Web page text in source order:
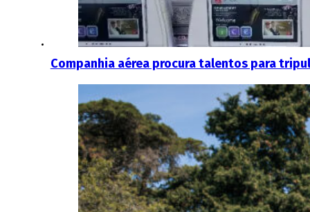
Companhia aérea procura talentos para